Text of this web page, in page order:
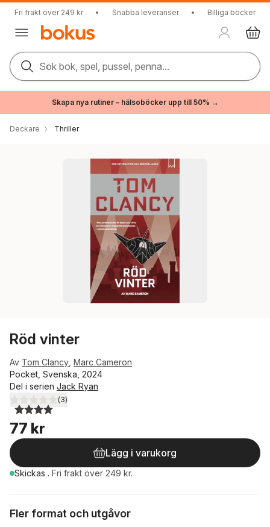
Fri frakt över 249 kr • Snabba leveranser • Billiga böcker
Sök bok, spel, pussel, penna...
Skapa nya rutiner – hälsoböcker upp till 50% →
Deckare Thriller
Röd vinter
Av Tom Clancy Marc Cameron
Pocket, Svenska, 2024
Del i serien Jack Ryan
4,0utav 5 stjärnor. Totalt antal röster:
(3)
77 kr
Lägg i varukorg
Skickas . Fri frakt över 249 kr.
Fler format och utgåvor